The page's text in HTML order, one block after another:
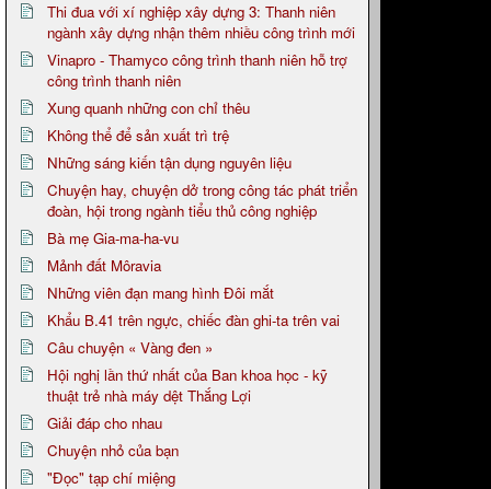
Thi đua với xí nghiệp xây dựng 3: Thanh niên
ngành xây dựng nhận thêm nhiều công trình mới
Vinapro - Thamyco công trình thanh niên hỗ trợ
công trình thanh niên
Xung quanh những con chỉ thêu
Không thể để sản xuất trì trệ
Những sáng kiến tận dụng nguyên liệu
Chuyện hay, chuyện dở trong công tác phát triển
đoàn, hội trong ngành tiểu thủ công nghiệp
Bà mẹ Gia-ma-ha-vu
Mảnh đất Môravia
Những viên đạn mang hình Đôi mắt
Khẩu B.41 trên ngực, chiếc đàn ghi-ta trên vai
Câu chuyện « Vàng đen »
Hội nghị lần thứ nhất của Ban khoa học - kỹ
thuật trẻ nhà máy dệt Thắng Lợi
Giải đáp cho nhau
Chuyện nhỏ của bạn
"Đọc" tạp chí miệng